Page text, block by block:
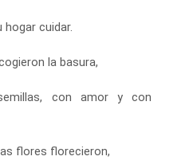
cuidar.
la basura,
con amor y con
flores florecieron,